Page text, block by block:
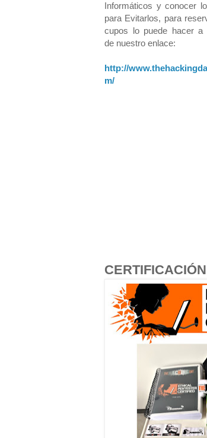
Informáticos y conocer
para Evitarlos, para
cupos lo puede hacer a
de nuestro enlace:
http://
m/